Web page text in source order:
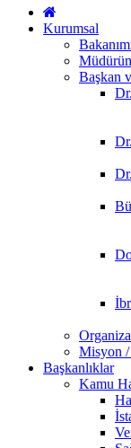
Kurumsal
Başkan
Misyon
Başkanlıklar
Kamu